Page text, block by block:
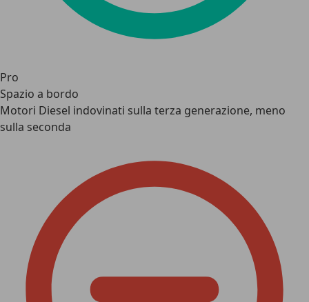
Pro
Spazio a bordo
Motori Diesel indovinati sulla terza generazione, meno
sulla seconda